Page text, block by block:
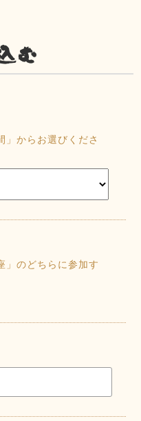
む
」からお選びくださ
」のどちらに参加す